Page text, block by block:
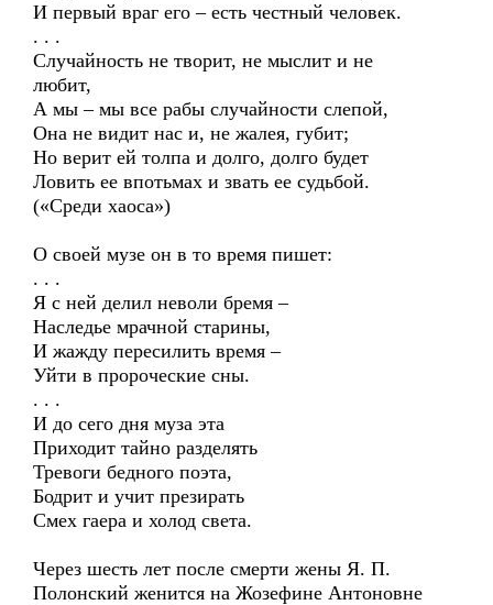
И первый враг его – есть честный человек.
. . .
Случайность не творит, не мыслит и не
любит,
А мы – мы все рабы случайности слепой,
Она не видит нас и, не жалея, губит;
Но верит ей толпа и долго, долго будет
Ловить ее впотьмах и звать ее судьбой.
(«Среди хаоса»)
О своей музе он в то время пишет:
. . .
Я с ней делил неволи бремя –
Наследье мрачной старины,
И жажду пересилить время –
Уйти в пророческие сны.
. . .
И до сего дня муза эта
Приходит тайно разделять
Тревоги бедного поэта,
Бодрит и учит презирать
Смех гаера и холод света.
Через шесть лет после смерти жены Я. П.
Полонский женится на Жозефине Антоновне